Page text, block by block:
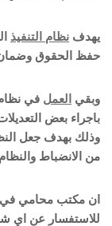
يهدف نظام التنفيذ
حفظ الحقوق وضمان
وبقي العمل
باجراء بعض
وذلك بهدف جعل
من الانضباط
ان مكتب محامي في
للاستفسار عن اي